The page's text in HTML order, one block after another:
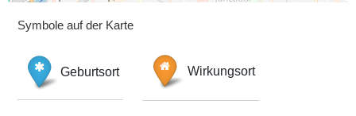
Symbole auf der Karte
Geburtsort Wirkungsort